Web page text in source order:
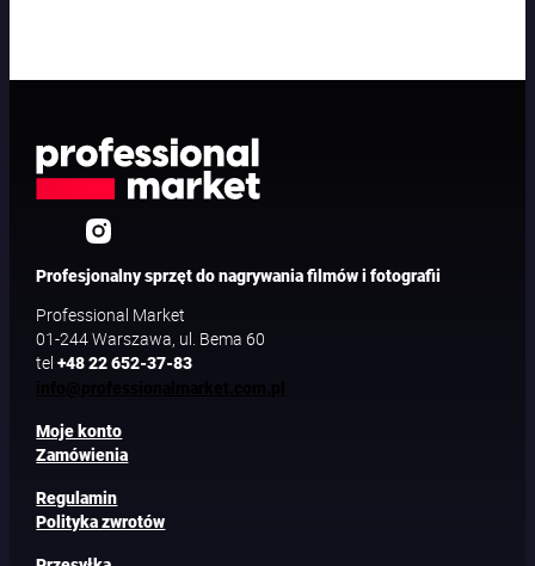
Profesjonalny sprzęt do nagrywania filmów i fotografii
Professional Market
01-244 Warszawa, ul. Bema 60
tel+48 22 652-37-83
Moje konto
Zamówienia
Regulamin
Polityka zwrotów